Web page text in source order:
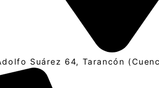
Suárez 64, Tarancón